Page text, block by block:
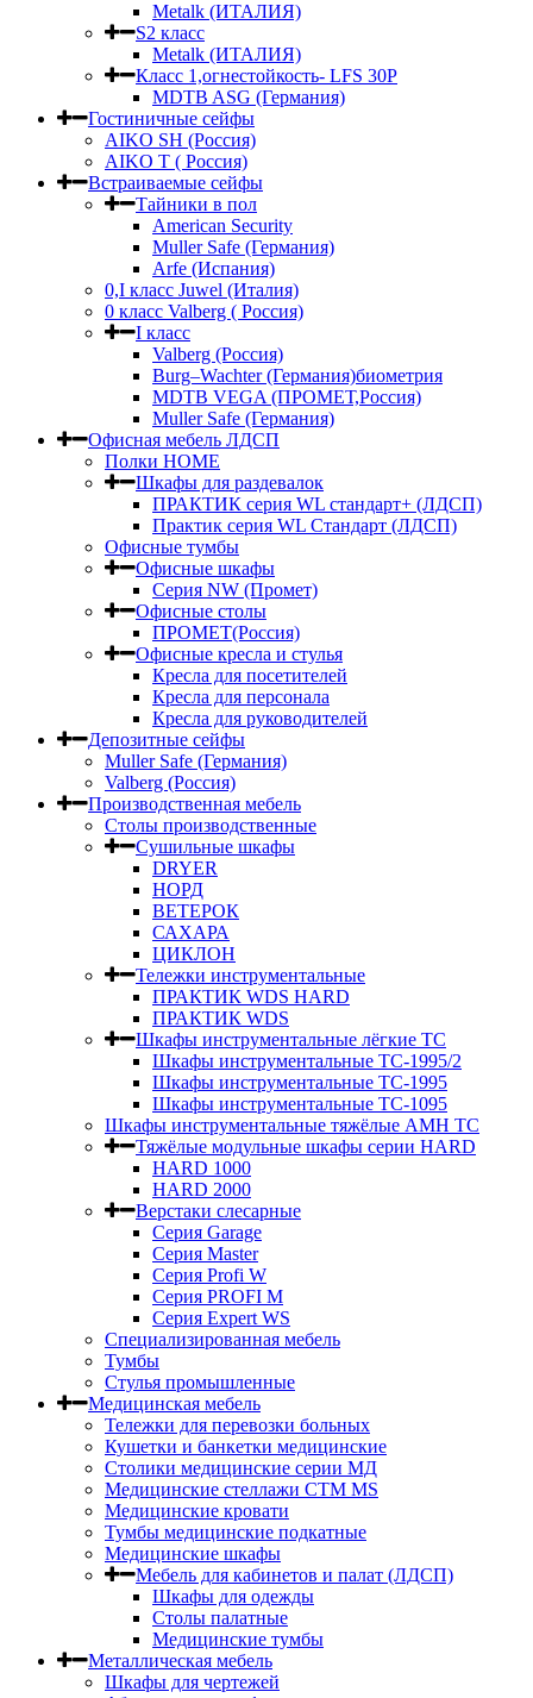
Metalk (ИТАЛИЯ)
S2 класс
Metalk (ИТАЛИЯ)
Класс 1,огнестойкость- LFS 30P
MDTB ASG (Германия)
Гостиничные сейфы
AIKO SH (Россия)
AIKO Т ( Россия)
Встраиваемые сейфы
Тайники в пол
American Security
Muller Safe (Германия)
Arfe (Испания)
0,I класс Juwel (Италия)
0 класс Valberg ( Россия)
I класс
Valberg (Россия)
Burg–Wachter (Германия)биометрия
MDTB VEGA (ПРОМЕТ,Россия)
Muller Safe (Германия)
Офисная мебель ЛДСП
Полки HOME
Шкафы для раздевалок
ПРАКТИК серия WL стандарт+ (ЛДСП)
Практик серия WL Стандарт (ЛДСП)
Офисные тумбы
Офисные шкафы
Серия NW (Промет)
Офисные столы
ПРОМЕТ(Россия)
Офисные кресла и стулья
Кресла для посетителей
Кресла для персонала
Кресла для руководителей
Депозитные сейфы
Muller Safe (Германия)
Valberg (Россия)
Производственная мебель
Столы производственные
Сушильные шкафы
DRYER
НОРД
ВЕТЕРОК
САХАРА
ЦИКЛОН
Тележки инструментальные
ПРАКТИК WDS HARD
ПРАКТИК WDS
Шкафы инструментальные лёгкие ТС
Шкафы инструментальные ТС-1995/2
Шкафы инструментальные TC-1995
Шкафы инструментальные TC-1095
Шкафы инструментальные тяжёлые AMH TC
Тяжёлые модульные шкафы серии HARD
HARD 1000
HARD 2000
Верстаки слесарные
Серия Garage
Серия Master
Серия Profi W
Серия PROFI M
Серия Expert WS
Специализированная мебель
Тумбы
Стулья промышленные
Медицинская мебель
Тележки для перевозки больных
Кушетки и банкетки медицинские
Столики медицинские серии МД
Медицинские стеллажи СТМ MS
Медицинские кровати
Тумбы медицинские подкатные
Медицинские шкафы
Мебель для кабинетов и палат (ЛДСП)
Шкафы для одежды
Столы палатные
Медицинские тумбы
Металлическая мебель
Шкафы для чертежей